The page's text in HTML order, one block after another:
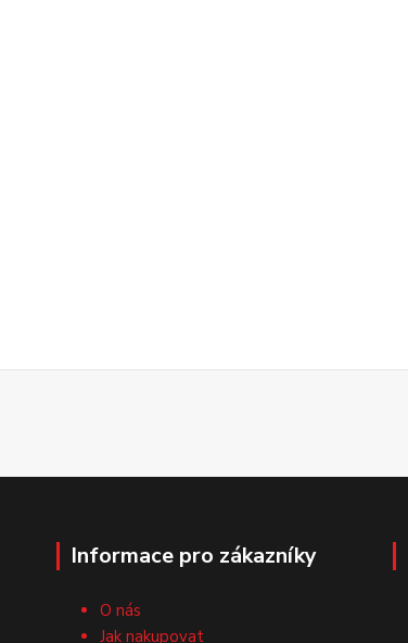
Informace pro zákazníky
O nás
Jak nakupovat